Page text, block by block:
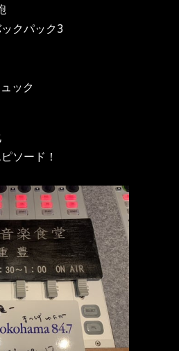
クパック3
ック
ソード！